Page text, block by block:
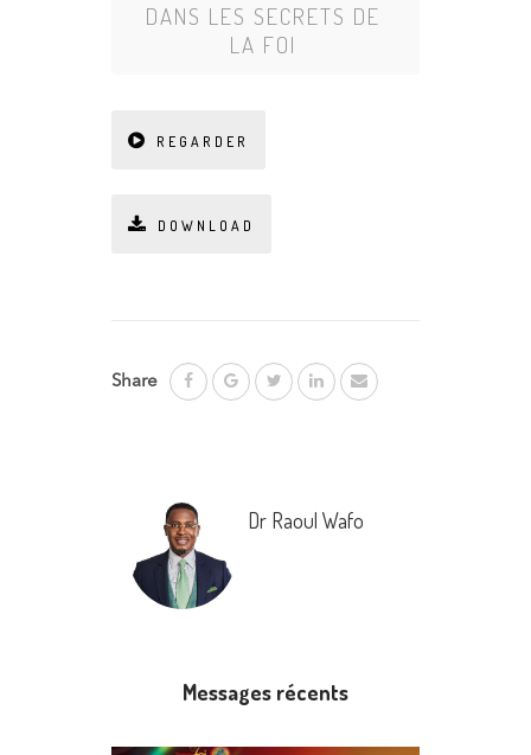
DANS LES SECRETS DE
LA FOI
REGARDER
DOWNLOAD
Share
Dr Raoul Wafo
Messages récents